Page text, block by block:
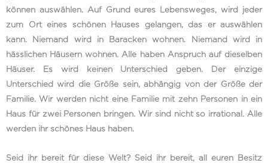
können auswählen. Auf Grund eures Lebensweges, wird jeder
zum Ort eines schönen Hauses gelangen, das er auswählen
kann. Niemand wird in Baracken wohnen. Niemand wird in
hässlichen Häusern wohnen. Alle haben Anspruch auf dieselben
Häuser. Es wird keinen Unterschied geben. Der einzige
Unterschied wird die Größe sein, abhängig von der Größe der
Familie. Wir werden nicht eine Familie mit zehn Personen in ein
Haus für zwei Personen bringen. Wir sind nicht so irrational. Alle
werden ihr schönes Haus haben.
Seid ihr bereit für diese Welt? Seid ihr bereit, all euren Besitz